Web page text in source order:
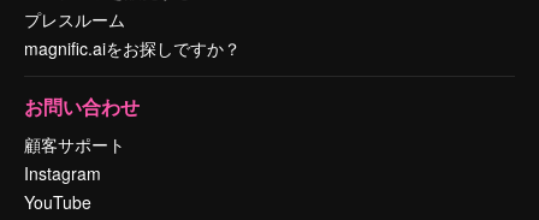
プレスルーム
magnific.aiをお探しですか？
お問い合わせ
顧客サポート
Instagram
YouTube